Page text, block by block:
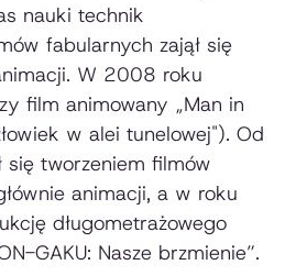
nauki technik
fabularnych zajął się
W 2008 roku
film animowany „Man in
w alei tunelowej"). Od
się tworzeniem filmów
animacji, a w roku
długometrażowego
GAKU: Nasze brzmienie”.